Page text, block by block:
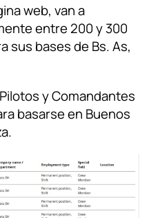
web, van a
entre 200 y 300
sus bases de Bs. As,
y Comandantes
basarse en Buenos